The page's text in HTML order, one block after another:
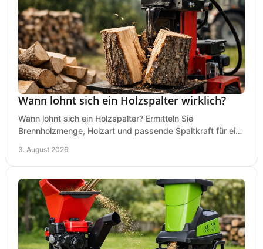
Wann lohnt sich ein Holzspalter wirklich?
Wann lohnt sich ein Holzspalter? Ermitteln Sie
Brennholzmenge, Holzart und passende Spaltkraft für eine
3. August 2026